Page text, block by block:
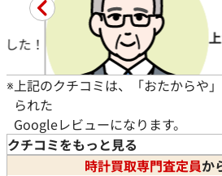
イセ
時計 ご売却
★★★★★5
※ 上記のクチコミは、「おたからや
られた
Googleレビューになります。
クチコミをもっと見る
時計買取専門査定員か